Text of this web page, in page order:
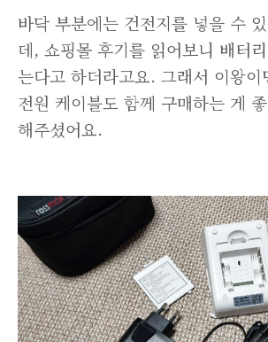
바닥 부분에는 건전지를 넣을 수
데, 쇼핑몰 후기를 읽어보니 배터
는다고 하더라고요. 그래서 이왕
전원 케이블도 함께 구매하는 게
해주셨어요.